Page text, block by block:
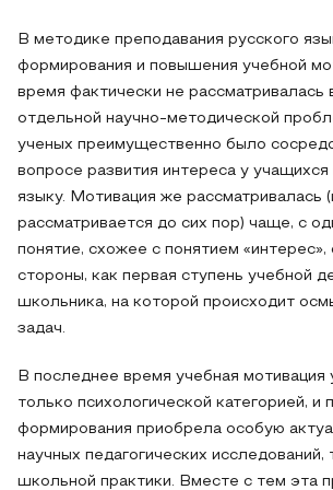
В методике преподавания русского
формирования и повышения учебной
время фактически не рассматривалась
отдельной научно-методической
ученых преимущественно было
вопросе развития интереса у учащихся
языку. Мотивация же рассматривалась
рассматривается до сих пор) чаще, с
понятие, схожее с понятием «интерес»,
стороны, как первая ступень учебной
школьника, на которой происходит
задач.
В последнее время учебная мотивация
только психологической категорией, и
формирования приобрела особую
научных педагогических исследований,
школьной практики. Вместе с тем эта